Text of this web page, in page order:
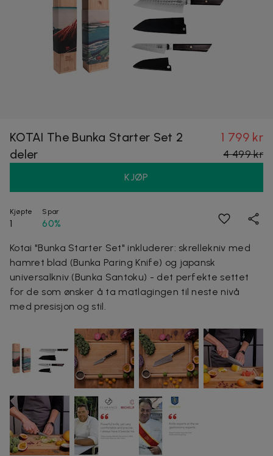
KOTAI The Bunka Starter Set 2
deler
1 799 kr
4 499 kr
KJØP
Kjøpte
1
Spar
60%
Kotai "Bunka Starter Set" inkluderer: skrellekniv med
hamret blad (Bunka Paring Knife) og japansk
universalkniv (Bunka Santoku) - det perfekte settet
for de som ønsker å ta matlagingen til neste nivå
med presisjon og stil.